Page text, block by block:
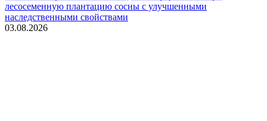
лесосеменную плантацию сосны с улучшенными
наследственными свойствами
03.08.2026